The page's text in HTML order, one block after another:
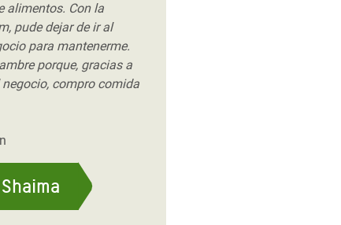
alimentos. Con la
pude dejar de ir al
para mantenerme.
porque, gracias a
compro comida